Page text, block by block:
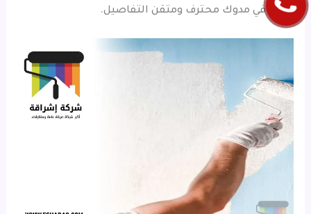
صباغ في مدوك محترف ومتقن التفاصيل.